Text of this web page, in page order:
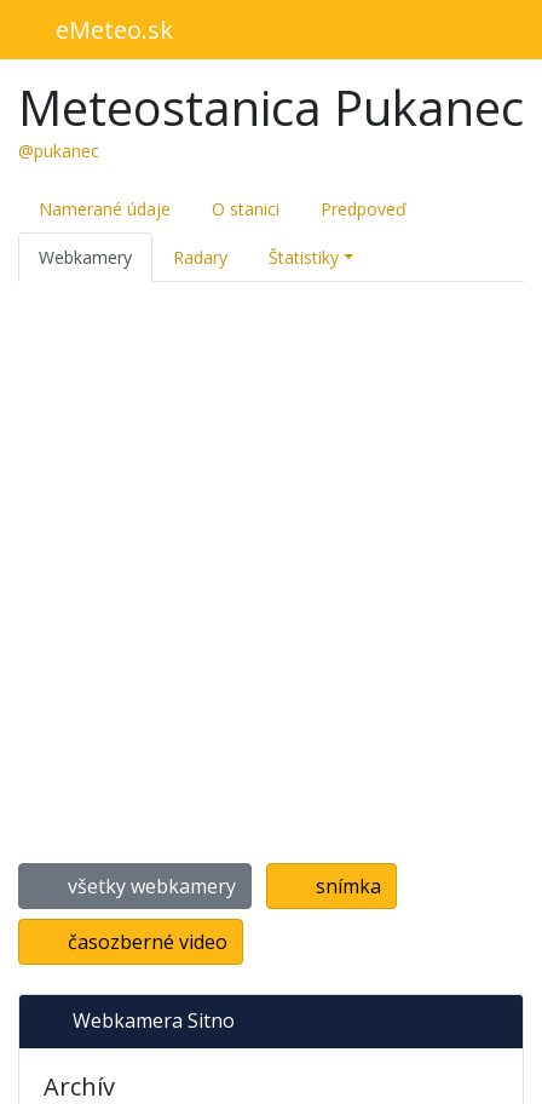
eMeteo.sk
Meteostanica Pukanec
@pukanec
Namerané údaje O stanici Predpoveď
Webkamery Radary Štatistiky
všetky webkamery snímka
časozberné video
Webkamera Sitno
Archív